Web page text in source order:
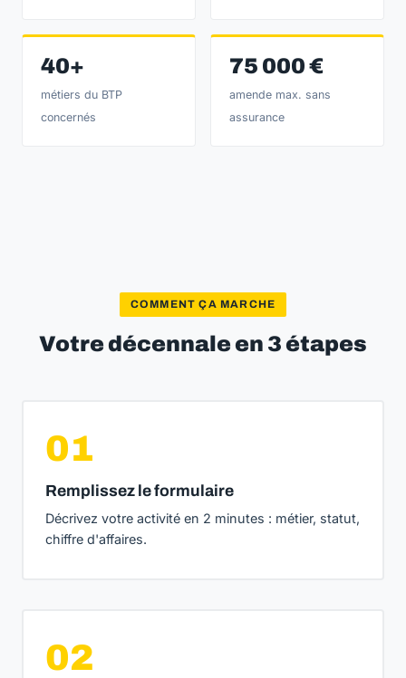
40+
métiers du BTP
concernés
75 000 €
amende max. sans
assurance
COMMENT ÇA MARCHE
Votre décennale en 3 étapes
01
Remplissez le formulaire
Décrivez votre activité en 2 minutes : métier, statut,
chiffre d'affaires.
02